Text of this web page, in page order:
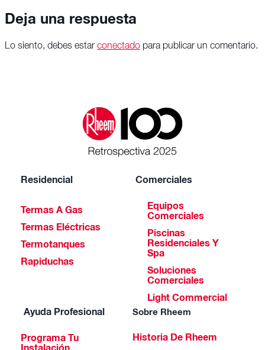
Deja una respuesta
Lo siento, debes estar conectado para publicar un comentario.
Residencial
Termas A Gas
Termas Eléctricas
Termotanques
Rapiduchas
Comerciales
Equipos
Comerciales
Piscinas
Residenciales Y
Spa
Soluciones
Comerciales
Light Commercial
Ayuda Profesional
Programa Tu
Sobre Rheem
Historia De Rheem